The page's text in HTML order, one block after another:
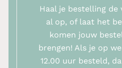
Haal je bestelling de
al op, of laat het
komen jouw
brengen! Als je op
12.00 uur besteld,